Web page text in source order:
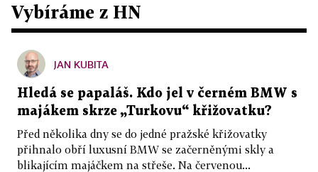
Vybíráme z HN
JAN KUBITA
Hledá se papaláš. Kdo jel v černém BMW s
majákem skrze „Turkovu“ křižovatku?
Před několika dny se do jedné pražské křižovatky
přihnalo obří luxusní BMW se začerněnými skly a
blikajícím majáčkem na střeše. Na červenou...